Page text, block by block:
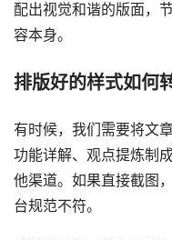
配出视觉和谐的版面，
容本身。
排版好的样式如何
有时候，我们需要将文
功能详解、观点提炼制
他渠道。如果直接截图
台规范不符。